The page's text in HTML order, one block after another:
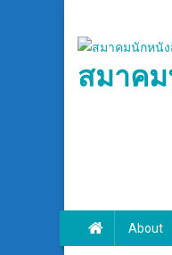
content
สมาค
About